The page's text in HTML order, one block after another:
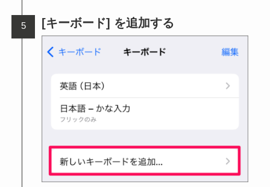
[キーボード] を追加する